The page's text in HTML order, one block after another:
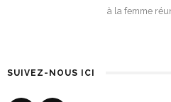
à la femme
SUIVEZ-NOUS ICI